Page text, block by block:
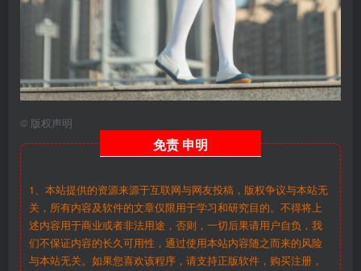
© 版权声明
免责 申明
1、本站提供的资源来源于互联网与网友投稿，版权争议与本站无
关，所有内容及软件的文章仅限用于学习和研究目的。不得将上
述内容用于商业或者非法用途，否则，一切后果请用户自负，我
们不保证内容的长久可用性，通过使用本站内容随之而来的风险
与本站无关。如果您喜欢该程序，请支持正版软件，购买注册，